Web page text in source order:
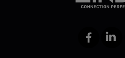
FacebookLinkedIn